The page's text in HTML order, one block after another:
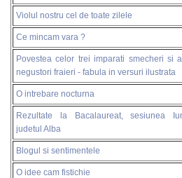
Violul nostru cel de toate zilele
Ce mincam vara ?
Povestea celor trei imparati smecheri si
negustori fraieri - fabula in versuri ilustrata
O intrebare nocturna
Rezultate la Bacalaureat, sesiunea
judetul Alba
Blogul si sentimentele
O idee cam fistichie